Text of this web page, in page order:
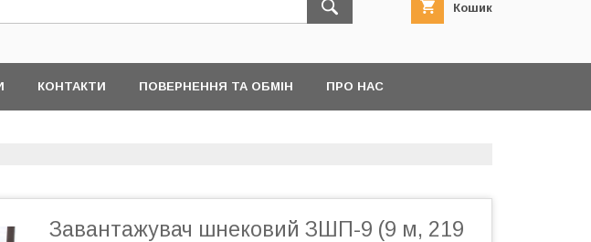
Кошик
КОНТАКТИ ПОВЕРНЕННЯ ТА ОБМІН ПРО НАС
Завантажувач шнековий ЗШП-9 (9 м, 219